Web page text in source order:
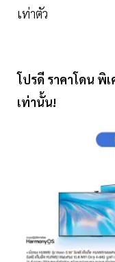
เท่าตัว
โปรดี ราคาโดน พิ
เท่านั้น!